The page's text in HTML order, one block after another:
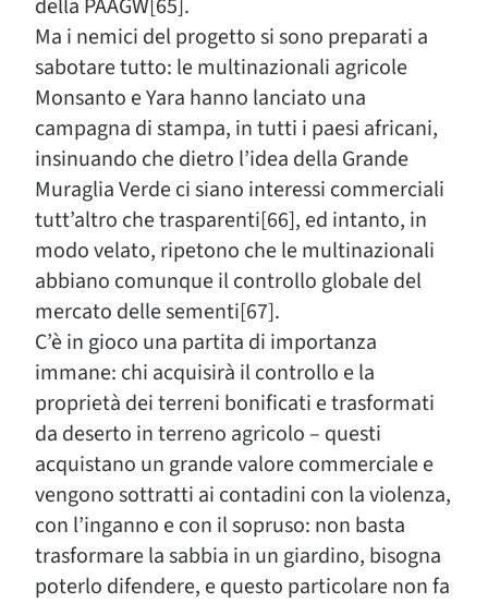
della PAAGW[65].
Ma i nemici del progetto si sono preparati a
sabotare tutto: le multinazionali agricole
Monsanto e Yara hanno lanciato una
campagna di stampa, in tutti i paesi africani,
insinuando che dietro l’idea della Grande
Muraglia Verde ci siano interessi commerciali
tutt’altro che trasparenti[66], ed intanto, in
modo velato, ripetono che le multinazionali
abbiano comunque il controllo globale del
mercato delle sementi[67].
C’è in gioco una partita di importanza
immane: chi acquisirà il controllo e la
proprietà dei terreni bonificati e trasformati
da deserto in terreno agricolo – questi
acquistano un grande valore commerciale e
vengono sottratti ai contadini con la violenza,
con l’inganno e con il sopruso: non basta
trasformare la sabbia in un giardino, bisogna
poterlo difendere, e questo particolare non fa